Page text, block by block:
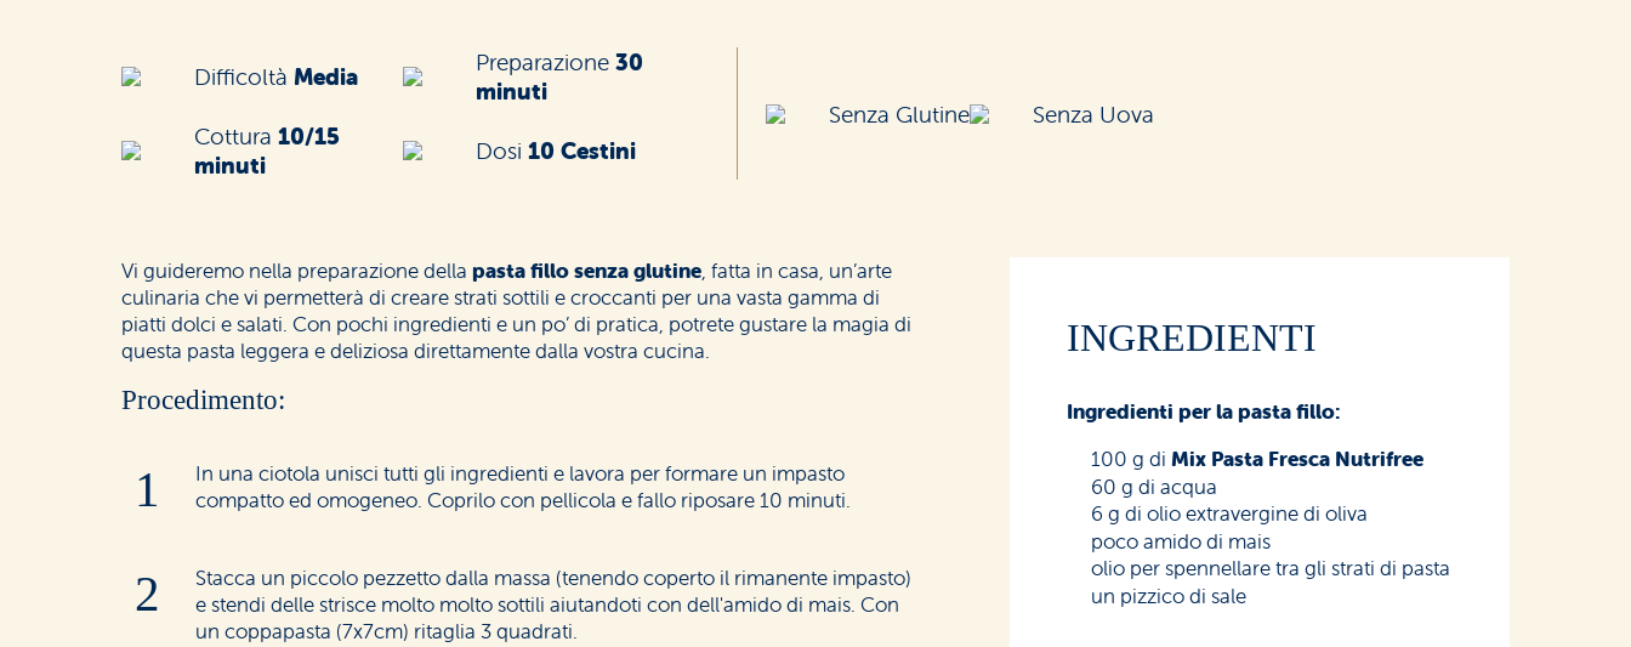
Difficoltà Media Preparazione30
minuti
Cottura 10/15
minuti
Dosi10 Cestini
Senza Glutine Senza Uova
INGREDIENTI
Ingredienti per la pasta fillo:
100 g diMix Pasta Fresca Nutrifree
60 g di acqua
6 g di olio extravergine di oliva
poco amido di mais
olio per spennellare tra gli strati di pasta
un pizzico di sale
Vi guideremo nella preparazione della pasta fillo senza glutine, fatta in casa, un’arte
culinaria che vi permetterà di creare strati sottili e croccanti per una vasta gamma di
piatti dolci e salati. Con pochi ingredienti e un po’ di pratica, potrete gustare la magia di
questa pasta leggera e deliziosa direttamente dalla vostra cucina.
Procedimento:
In una ciotola unisci tutti gli ingredienti e lavora per formare un impasto
compatto ed omogeneo. Coprilo con pellicola e fallo riposare 10 minuti.
Stacca un piccolo pezzetto dalla massa (tenendo coperto il rimanente impasto)
e stendi delle strisce molto molto sottili aiutandoti con dell'amido di mais. Con
un coppapasta (7x7cm) ritaglia 3 quadrati.